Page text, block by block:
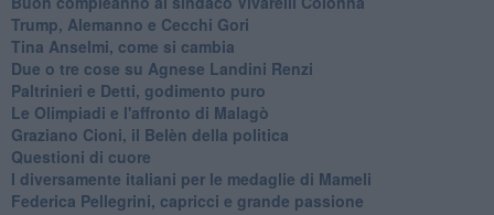
Trump, Alemanno e Cecchi Gori
Tina Anselmi, come si cambia
Due o tre cose su Agnese Landini Renzi
Paltrinieri e Detti, godimento puro
Le Olimpiadi e l'affronto di Malagò
Graziano Cioni, il Belèn della politica
Questioni di cuore
I diversamente italiani per le medaglie di Mameli
Federica Pellegrini, capricci e grande passione